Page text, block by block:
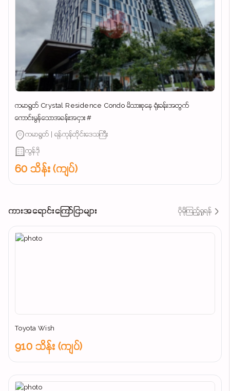
ကမာရွတ် Crystal Residence Condo မိသားစုနေ ရုံးခန်းအတွက်
ကောင်းမွန်သောအခန်းအငှား #
ကမာရွတ် | ရန်ကုန်တိုင်းဒေသကြီး
ကွန်ဒို
60 သိန်း (ကျပ်)
ကားအရောင်းကြော်ငြာများ ပိုမိုကြည့်ရှုရန်
Toyota Wish
910 သိန်း (ကျပ်)